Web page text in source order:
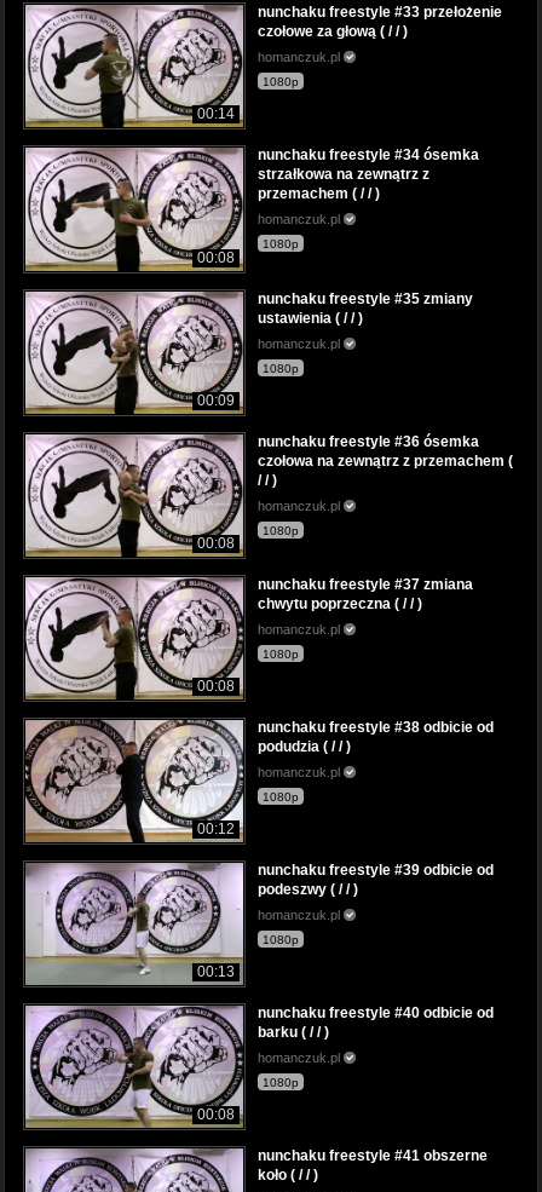
00:14
nunchaku freestyle #33 przełożenie
czołowe za głową ( / / )
homanczuk.pl
1080p
00:08
nunchaku freestyle #34 ósemka
strzałkowa na zewnątrz z
przemachem ( / / )
homanczuk.pl
1080p
00:09
nunchaku freestyle #35 zmiany
ustawienia ( / / )
homanczuk.pl
1080p
00:08
nunchaku freestyle #36 ósemka
czołowa na zewnątrz z przemachem (
/ / )
homanczuk.pl
1080p
00:08
nunchaku freestyle #37 zmiana
chwytu poprzeczna ( / / )
homanczuk.pl
1080p
00:12
nunchaku freestyle #38 odbicie od
podudzia ( / / )
homanczuk.pl
1080p
00:13
nunchaku freestyle #39 odbicie od
podeszwy ( / / )
homanczuk.pl
1080p
00:08
nunchaku freestyle #40 odbicie od
barku ( / / )
homanczuk.pl
1080p
nunchaku freestyle #41 obszerne
koło ( / / )